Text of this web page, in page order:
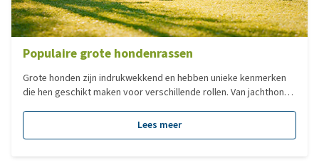
Populaire grote hondenrassen
Grote honden zijn indrukwekkend en hebben unieke kenmerken
die hen geschikt maken voor verschillende rollen. Van jachthond
karakter en functie. In deze blog nemen we je mee langs enkele
van de meest populaire grote hondenrassen. We bekijken waar
Lees meer